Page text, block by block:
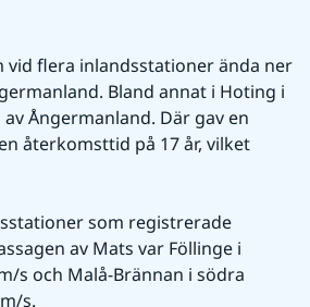
flera inlandsstationer ända ner
Bland annat i Hoting i
Ångermanland. Där gav en
återkomsttid på 17 år, vilket
som registrerade
av Mats var Föllinge i
s och Malå-Brännan i södra
s.